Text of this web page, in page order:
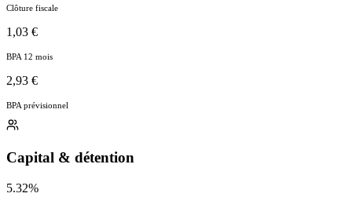
Clôture fiscale
1,03 €
BPA 12 mois
2,93 €
BPA prévisionnel
Capital & détention
5.32%